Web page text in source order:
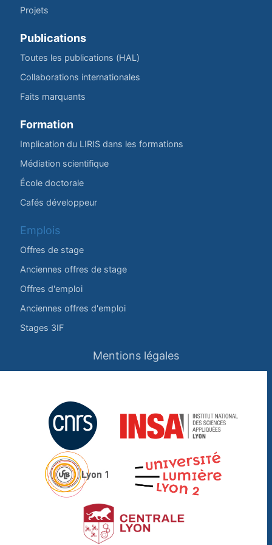
Projets
Publications
Toutes les publications (HAL)
Collaborations internationales
Faits marquants
Formation
Implication du LIRIS dans les formations
Médiation scientifique
École doctorale
Cafés développeur
Emplois
Offres de stage
Anciennes offres de stage
Offres d'emploi
Anciennes offres d'emploi
Stages 3IF
Mentions légales